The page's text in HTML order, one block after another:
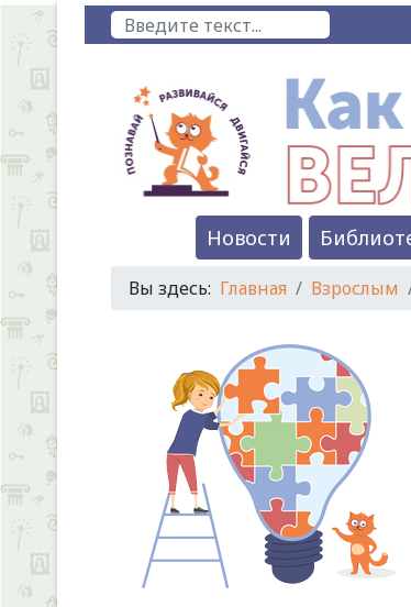
Поиск
Новости
Вы здесь: Главная Взрослым